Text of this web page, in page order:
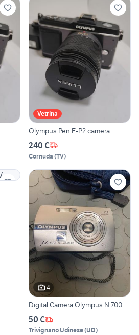
Vetrina
Olympus Pen E-P2 camera
240 €
Cornuda (TV)
4
Digital Camera Olympus N 700
50 €
Trivignano Udinese(UD)